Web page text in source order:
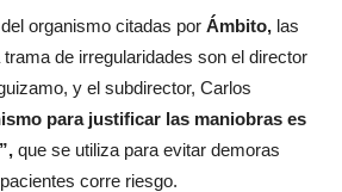
organismo citadas por Ámbito, las
de irregularidades son el director
y el subdirector, Carlos
para justificar las maniobras es
que se utiliza para evitar demoras
corre riesgo.